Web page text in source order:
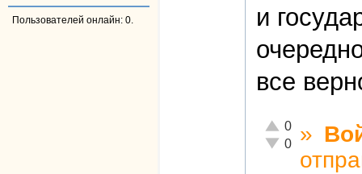
Пользователей онлайн: 0.
и
все
Отлично!
0
Неадекватно!
0 »